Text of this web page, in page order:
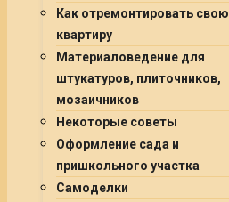
Как отремонтировать свою
квартиру
Материаловедение для
штукатуров, плиточников,
мозаичников
Некоторые советы
Оформление сада и
пришкольного участка
Самоделки